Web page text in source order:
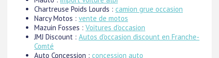
Chartreuse Poids Lourds : camion grue occasion
Narcy Motos : vente de motos
Mazuin Fosses : Voitures d'occasion
JMJ Discount : Autos d'occasion discount en Franche-
Comté
Auto Concession : concession auto